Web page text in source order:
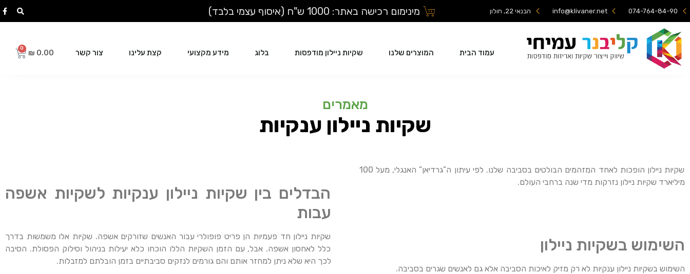
074-764-84-90
info@klivaner.net הבנאי 22, חולון מינימום רכישה באתר: 1000 ש"ח (איסוף עצמי בלבד)
עמוד הבית המוצרים שלנו שקיות ניילון מודפסות בלוג מידע מקצועי קצת עלינו צור קשר ₪ 0.00
מאמרים
שקיות ניילון ענקיות
שקיות ניילון הופכות לאחד המזהמים הבולטים בסביבה שלנו. לפי עיתון ה”גרדיאן” האנגלי, מעל 100
מיליארד שקיות ניילון נזרקות מדי שנה ברחבי העולם.
השימוש בשקיות ניילון
השימוש בשקיות ניילון ענקיות לא רק מזיק לאיכות הסביבה אלא גם לאנשים שגרים בסביבה.
הבדלים בין שקיות ניילון ענקיות לשקיות אשפה
עבות
שקיות ניילון חד פעמיות הן פריט פופולרי עבור האנשים שזורקים אשפה. שקיות אלו משמשות בדרך
כלל לאחסון אשפה. אבל, עם הזמן השקיות הללו הוכחו כלא יעילות בניהול וסילוק הפסולת. הסיבה
לכך היא שלא ניתן למחזר אותם והם גורמים לנזקים סביבתיים בזמן הובלתם למזבלות.